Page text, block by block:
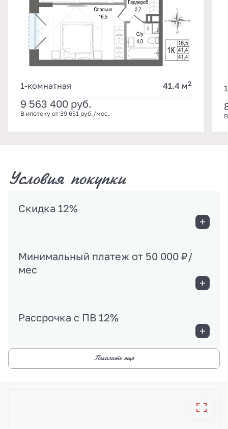
1-комнатная 41.4 м2
9 563 400 руб.
В ипотеку от 39 651 руб./мес.
Условия покупки
Скидка 12%
Минимальный платеж от 50 000 ₽/
мес
Рассрочка с ПВ 12%
Показать еще